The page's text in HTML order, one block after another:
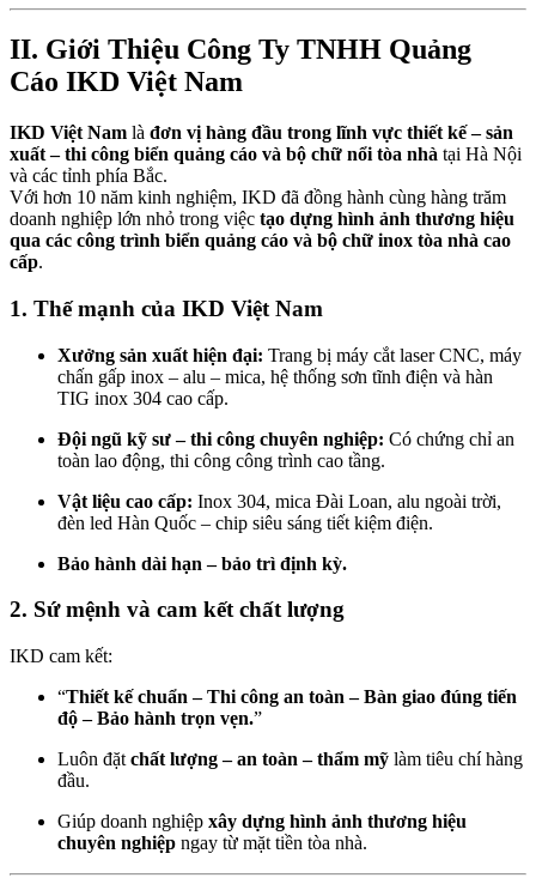
II. Giới Thiệu Công Ty TNHH Quảng
Cáo IKD Việt Nam
IKD Việt Nam là đơn vị hàng đầu trong lĩnh vực thiết kế – sản
xuất – thi công biển quảng cáo và bộ chữ nổi tòa nhà tại Hà Nội
và các tỉnh phía Bắc.
Với hơn 10 năm kinh nghiệm, IKD đã đồng hành cùng hàng trăm
doanh nghiệp lớn nhỏ trong việc tạo dựng hình ảnh thương hiệu
qua các công trình biển quảng cáo và bộ chữ inox tòa nhà cao
cấp.
1. Thế mạnh của IKD Việt Nam
Xưởng sản xuất hiện đại: Trang bị máy cắt laser CNC, máy
chấn gấp inox – alu – mica, hệ thống sơn tĩnh điện và hàn
TIG inox 304 cao cấp.
Đội ngũ kỹ sư – thi công chuyên nghiệp: Có chứng chỉ an
toàn lao động, thi công công trình cao tầng.
Vật liệu cao cấp: Inox 304, mica Đài Loan, alu ngoài trời,
đèn led Hàn Quốc – chip siêu sáng tiết kiệm điện.
Bảo hành dài hạn – bảo trì định kỳ.
2. Sứ mệnh và cam kết chất lượng
IKD cam kết:
“Thiết kế chuẩn – Thi công an toàn – Bàn giao đúng tiến
độ – Bảo hành trọn vẹn.”
Luôn đặt chất lượng – an toàn – thẩm mỹ làm tiêu chí hàng
đầu.
Giúp doanh nghiệp xây dựng hình ảnh thương hiệu
chuyên nghiệp ngay từ mặt tiền tòa nhà.